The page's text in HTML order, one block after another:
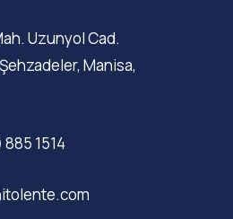
Uzunyol Cad.
Manisa,
1514